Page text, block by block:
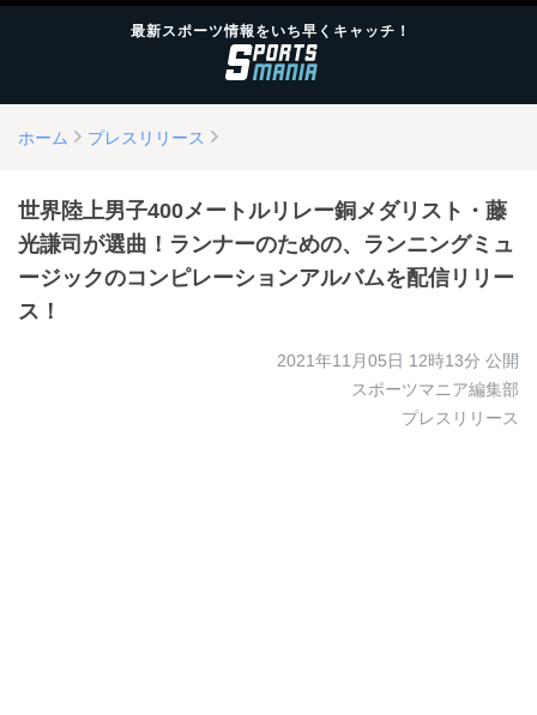
最新スポーツ情報をいち早くキャッチ！
ホーム プレスリリース
世界陸上男子400メートルリレー銅メダリスト・藤
光謙司が選曲！ランナーのための、ランニングミュ
ージックのコンピレーションアルバムを配信リリー
ス！
2021年11月05日 12時13分 公開
スポーツマニア編集部
プレスリリース